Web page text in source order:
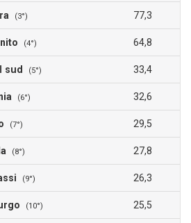
(3°) 77,3
(4°) 64,8
sud (5°) 33,4
(6°) 32,6
(7°) 29,5
(8°) 27,8
(9°) 26,3
(10°) 25,5